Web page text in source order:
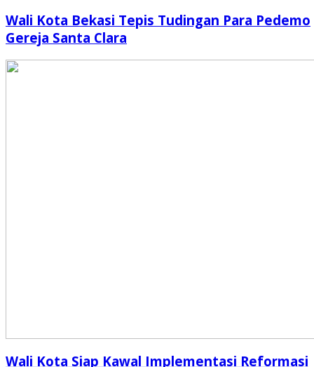
Wali Kota Bekasi Tepis Tudingan Para Pedemo
Gereja Santa Clara
Wali Kota Siap Kawal Implementasi Reformasi